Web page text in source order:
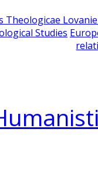
Theologicae
Studies